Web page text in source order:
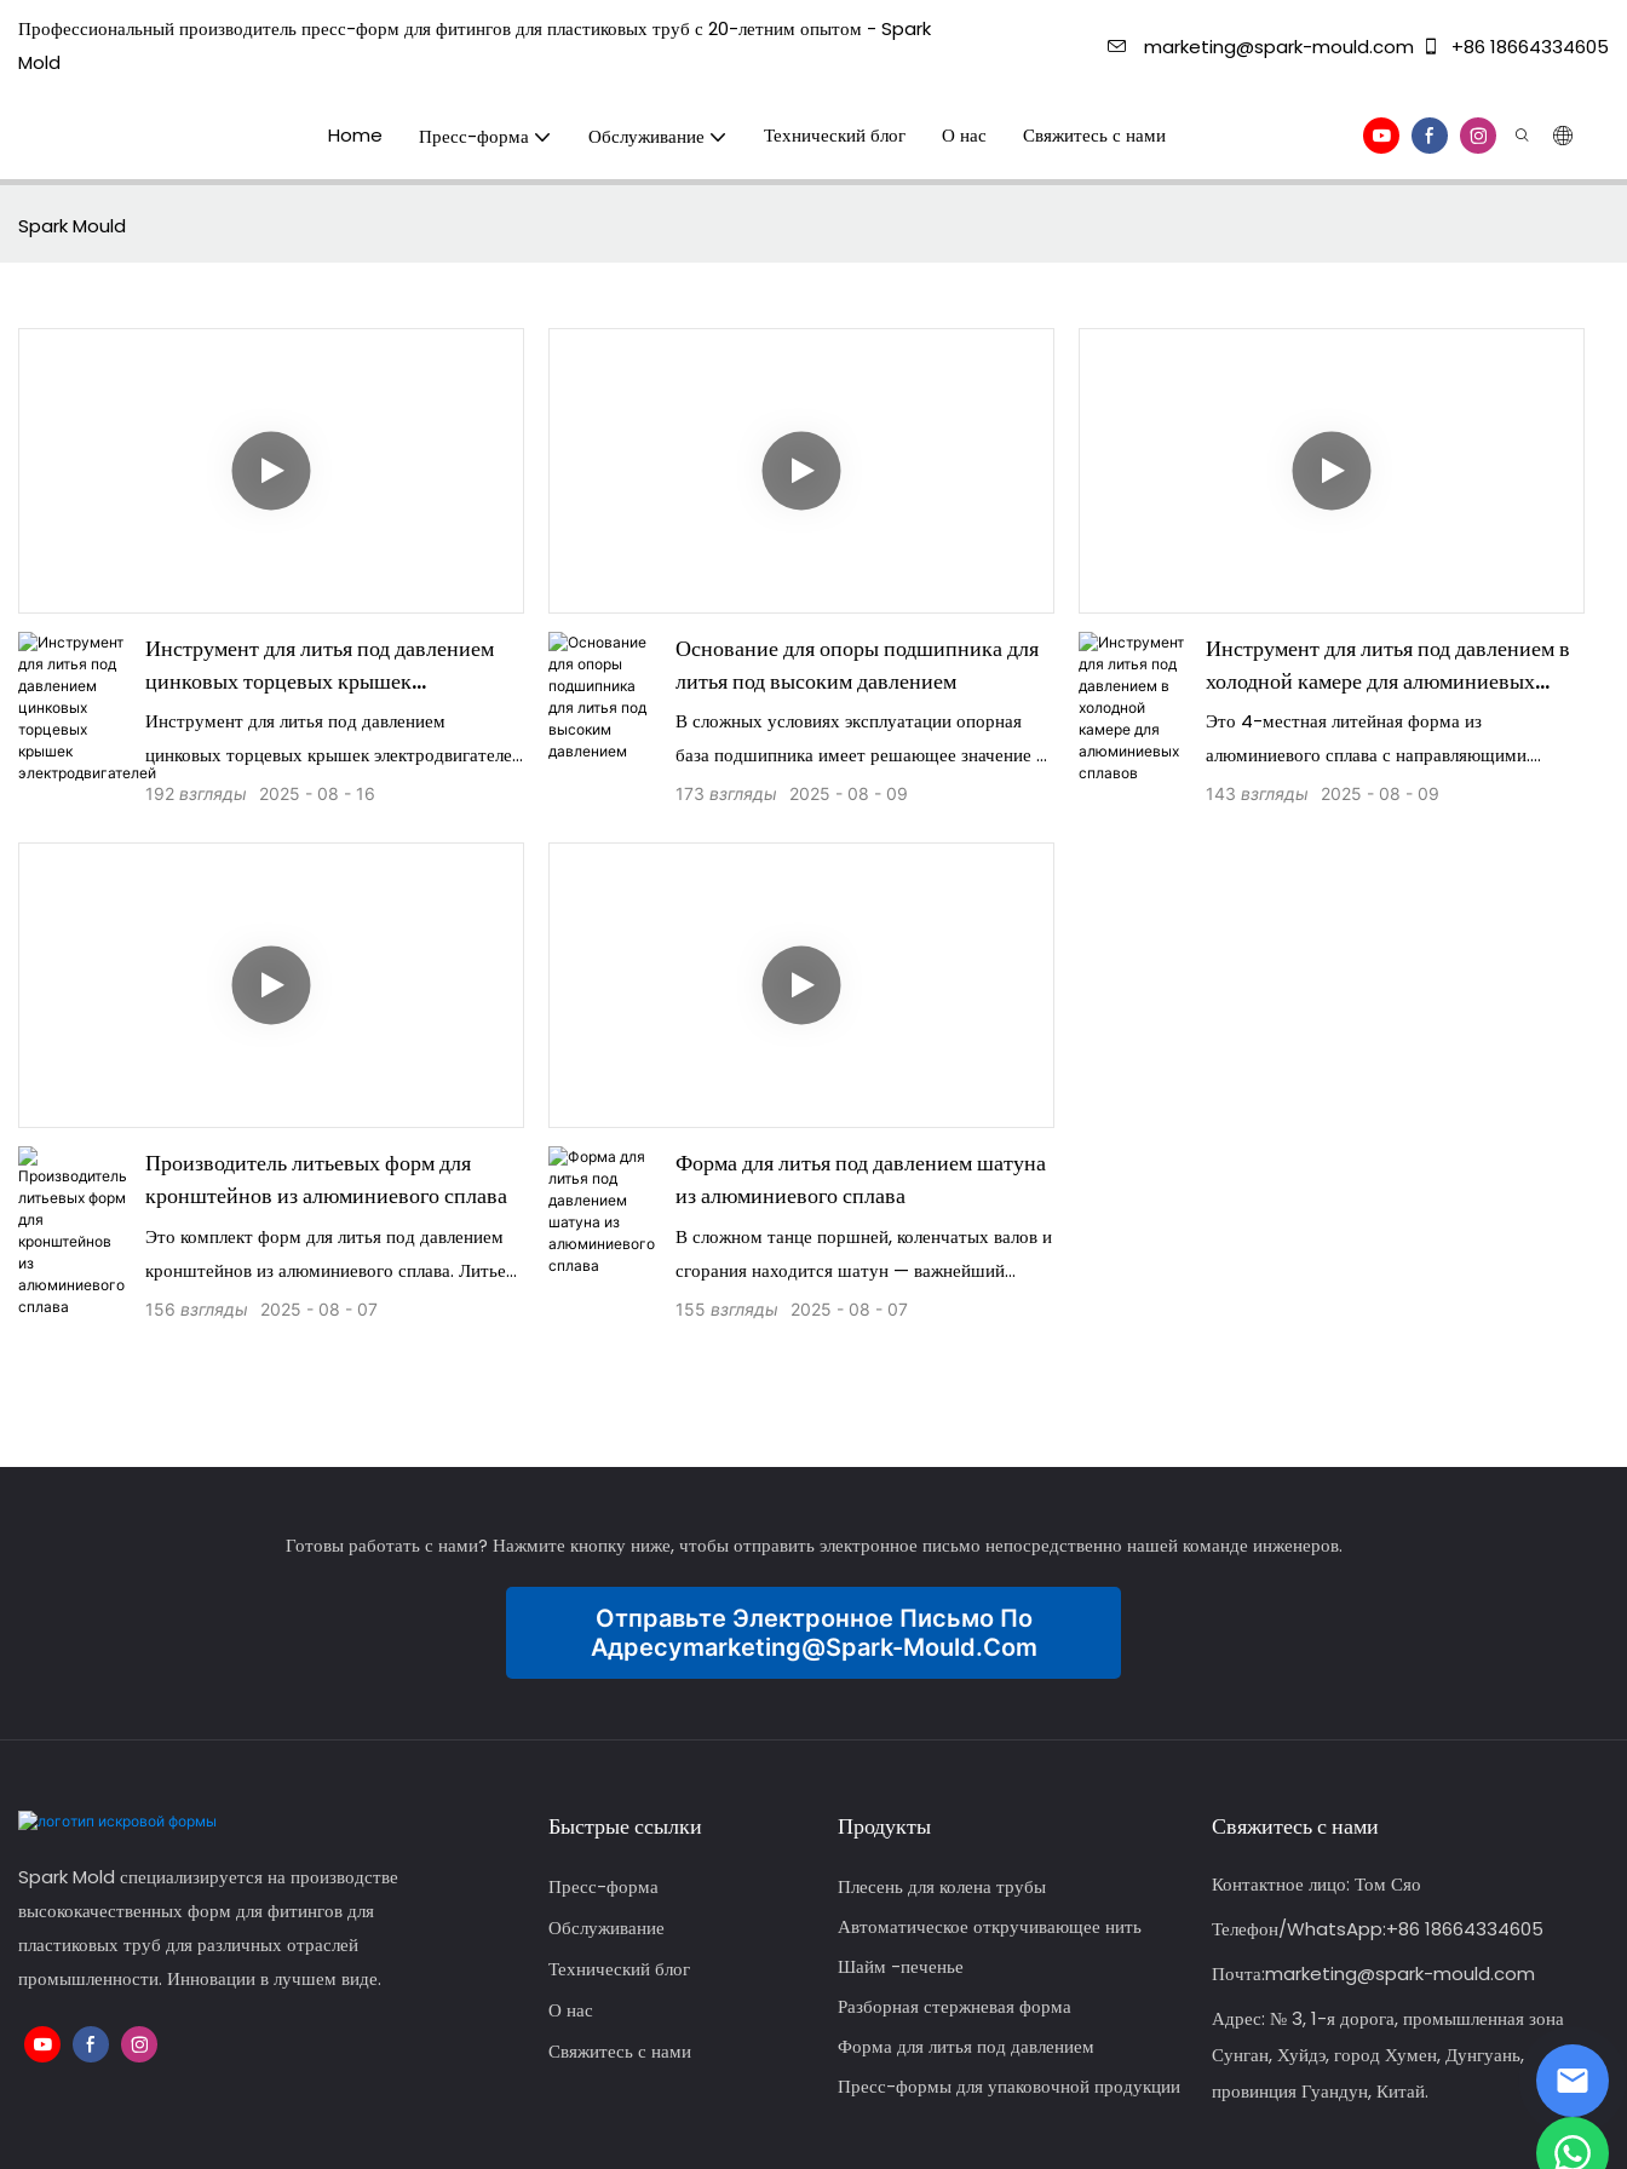
Профессиональный производитель пресс-форм для фитингов для пластиковых труб с 20-летним опытом - Spark
Mold
marketing@spark-mould.com +86 18664334605
Home Пресс-форма Обслуживание Технический блог О нас Свяжитесь с нами
Spark Mould
Инструмент для литья под давлением
цинковых торцевых крышек
электродвигателей
Инструмент для литья под давлением
цинковых торцевых крышек электродвигателей
является краеугольным камнем современного
2025 08 16
192 взгляды
Основание для опоры подшипника для
литья под высоким давлением
В сложных условиях эксплуатации опорная
база подшипника имеет решающее значение —
это основа точности вращения,
основания подшипников
2025 08 09
173 взгляды
Инструмент для литья под давлением в
холодной камере для алюминиевых
сплавов
Это 4-местная литейная форма из
алюминиевого сплава с направляющими.
Интегрированный механизм скольжения
2025 08 09
143 взгляды
Производитель литьевых форм для
кронштейнов из алюминиевого сплава
Это комплект форм для литья под давлением
кронштейнов из алюминиевого сплава. Литье
алюминия под давлением идеально
предпочтительным выбором для массового
2025 08 07
156 взгляды
Форма для литья под давлением шатуна
из алюминиевого сплава
В сложном танце поршней, коленчатых валов и
сгорания находится шатун — важнейший
компонент, преобразующий линейное
2025 08 07
155 взгляды
Готовы работать с нами? Нажмите кнопку ниже, чтобы отправить электронное письмо непосредственно нашей команде инженеров.
Отправьте Электронное Письмо По
АдресуMarketing@spark-Mould.com
Spark Mold специализируется на производстве
высококачественных форм для фитингов для
пластиковых труб для различных отраслей
промышленности. Инновации в лучшем виде.
Быстрые ссылки
Пресс-форма
Обслуживание
Технический блог
О нас
Свяжитесь с нами
Продукты
Плесень для колена трубы
Автоматическое откручивающее нить
Шайм -печенье
Разборная стержневая форма
Форма для литья под давлением
Пресс-формы для упаковочной продукции
Свяжитесь с нами
Контактное лицо: Том Сяо
Телефон/WhatsApp:+86 18664334605
Почта:marketing@spark-mould.com
Адрес: № 3, 1-я дорога, промышленная зона
Сунган, Хуйдэ, город Хумен, Дунгуань,
провинция Гуандун, Китай.